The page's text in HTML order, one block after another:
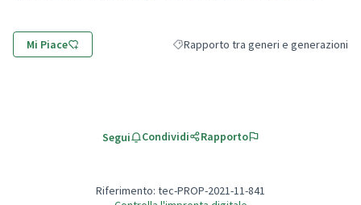
Mi Piace Filtra i risultati per categoria:
Rapporto tra generi e generazioni
Segui Condividi Rapporto
Riferimento: tec-PROP-2021-11-841